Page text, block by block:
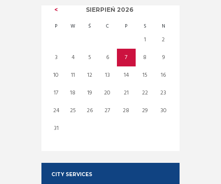
SIERPIEŃ 2026
P W Ś C P S N
1
2
3
4 5 6 7 8
9
10
11 12 13 14 15
16
17
18 19 20 21 22
23
24
25 26 27 28 29
30
31
CITY SERVICES